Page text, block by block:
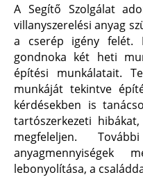
A Segítő Szolgálat
villanyszerelési anyag
a cserép igény felét.
gondnoka két heti
építési munkálatait.
munkáját tekintve
kérdésekben is
tartószerkezeti
megfeleljen.
anyagmennyiségek
lebonyolítása, a